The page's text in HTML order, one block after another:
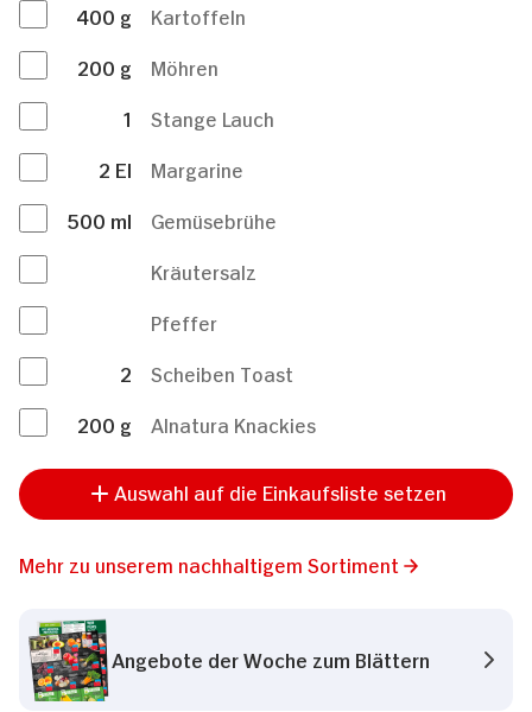
400 g
Kartoffeln
200 g
Möhren
1
Stange Lauch
2 El
Margarine
500 ml
Gemüsebrühe
Kräutersalz
Pfeffer
2
Scheiben Toast
200 g Alnatura Knackies
Auswahl auf die Einkaufsliste setzen
Mehr zu unserem nachhaltigem Sortiment
Angebote der Woche zum Blättern